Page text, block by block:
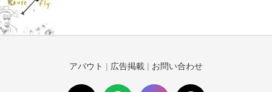
アバウト | 広告掲載 | お問い合わせ